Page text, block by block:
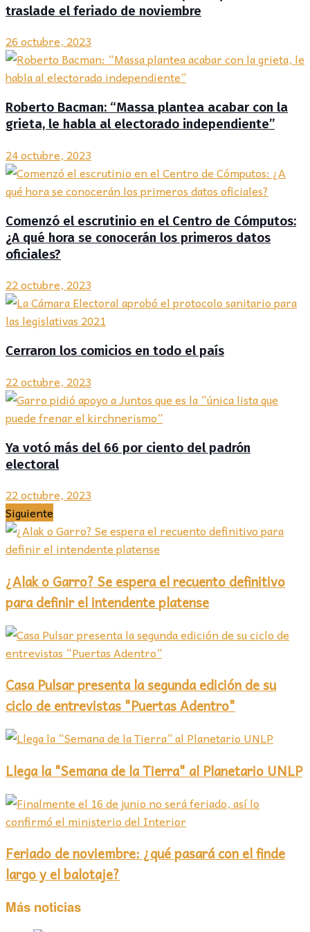
traslade el feriado de noviembre
26 octubre, 2023
Roberto Bacman: “Massa plantea acabar con la
grieta, le habla al electorado independiente”
24 octubre, 2023
Comenzó el escrutinio en el Centro de Cómputos:
¿A qué hora se conocerán los primeros datos
oficiales?
22 octubre, 2023
Cerraron los comicios en todo el país
22 octubre, 2023
Ya votó más del 66 por ciento del padrón
electoral
22 octubre, 2023
Siguiente
¿Alak o Garro? Se espera el recuento definitivo
para definir el intendente platense
Casa Pulsar presenta la segunda edición de su
ciclo de entrevistas "Puertas Adentro"
Llega la "Semana de la Tierra" al Planetario UNLP
Feriado de noviembre: ¿qué pasará con el finde
largo y el balotaje?
Más noticias